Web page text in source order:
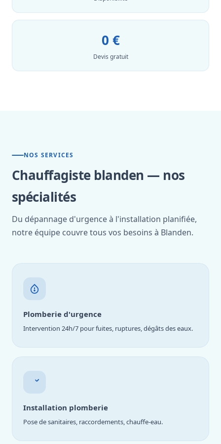
0 €
Devis gratuit
NOS SERVICES
Chauffagiste blanden — nos
spécialités
Du dépannage d'urgence à l'installation planifiée,
notre équipe couvre tous vos besoins à Blanden.
Plomberie d'urgence
Intervention 24h/7 pour fuites, ruptures, dégâts des eaux.
Installation plomberie
Pose de sanitaires, raccordements, chauffe-eau.